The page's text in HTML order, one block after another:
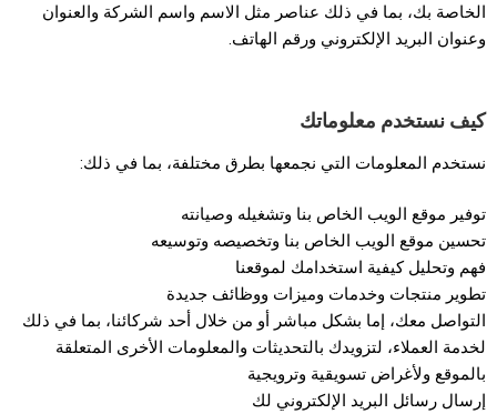
الخاصة بك، بما في ذلك عناصر مثل الاسم واسم الشركة والعنوان
وعنوان البريد الإلكتروني ورقم الهاتف.
كيف نستخدم معلوماتك
نستخدم المعلومات التي نجمعها بطرق مختلفة، بما في ذلك:
توفير موقع الويب الخاص بنا وتشغيله وصيانته
تحسين موقع الويب الخاص بنا وتخصيصه وتوسيعه
فهم وتحليل كيفية استخدامك لموقعنا
تطوير منتجات وخدمات وميزات ووظائف جديدة
التواصل معك، إما بشكل مباشر أو من خلال أحد شركائنا، بما في ذلك
لخدمة العملاء، لتزويدك بالتحديثات والمعلومات الأخرى المتعلقة
بالموقع ولأغراض تسويقية وترويجية
إرسال رسائل البريد الإلكتروني لك